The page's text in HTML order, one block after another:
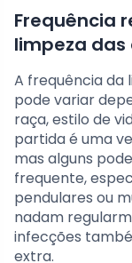
Frequência
limpeza das
A frequência da
pode variar
raça, estilo de
partida é uma
mas alguns
frequente,
pendulares ou
nadam
infecções
extra.